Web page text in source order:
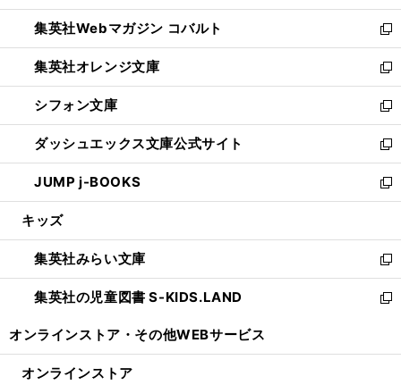
開
く
ウ
で
開
く
ン
ド
ウ
で
開
く
ウ
ィ
ン
ド
ウ
で
開
く
集英社Webマガジン コバルト
新
し
い
ウ
ィ
ン
ド
ウ
で
開
集英社オレンジ文庫
新
し
い
ウ
ィ
ン
ド
ウ
開
く
シフォン文庫
新
し
い
ウ
ィ
ン
ウ
で
開
く
ダッシュエックス文庫公式サイト
新
し
い
ウ
ン
ド
ウ
で
JUMP j-BOOKS
新
し
ウ
ィ
ン
ド
開
キッズ
集英社みらい文庫
新
し
い
ン
集英社の児童図書 S-KIDS.LAND
新
ウ
オンラインストア・ その他WEBサービス
オンラインストア